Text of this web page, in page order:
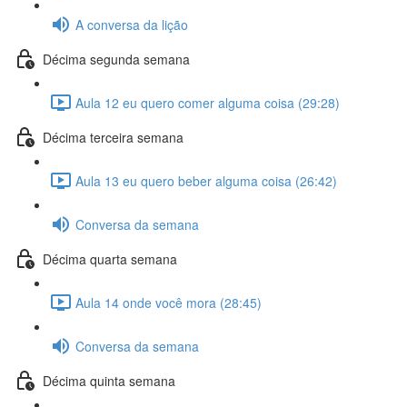
A conversa da lição
Décima segunda semana
Aula 12 eu quero comer alguma coisa (29:28)
Décima terceira semana
Aula 13 eu quero beber alguma coisa (26:42)
Conversa da semana
Décima quarta semana
Aula 14 onde você mora (28:45)
Conversa da semana
Décima quinta semana